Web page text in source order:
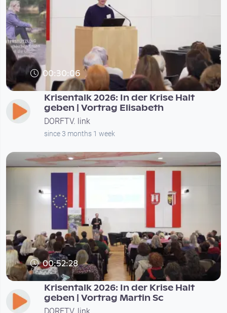
00:30:06
Krisentalk 2026: In der Krise Halt
geben | Vortrag Elisabeth
DORFTV. link
since 3 months 1 week
00:52:28
Krisentalk 2026: In der Krise Halt
geben | Vortrag Martin Sc